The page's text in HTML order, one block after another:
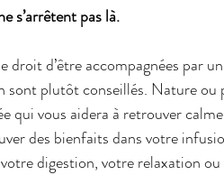
s’arrêtent pas là.
droit d’être accompagnées par
sont plutôt conseillés. Nature ou
qui vous aidera à retrouver
des bienfaits dans votre
digestion, votre relaxation